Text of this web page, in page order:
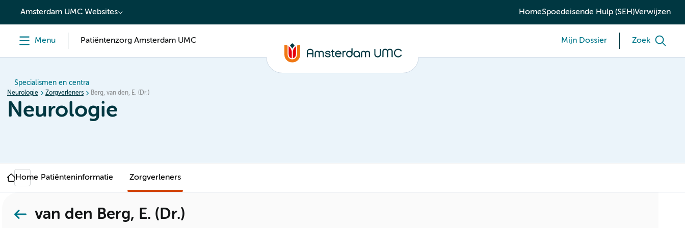
content
Amsterdam UMC Websites HomeSpoedeisende Hulp (SEH)Verwijzen
Menu Patiëntenzorg Amsterdam UMC Mijn Dossier Zoek
Specialismen en centra
Neurologie Zorgverleners Berg, van den, E. (Dr.)
Neurologie
Home Patiënteninformatie Zorgverleners
van den Berg, E. (Dr.)